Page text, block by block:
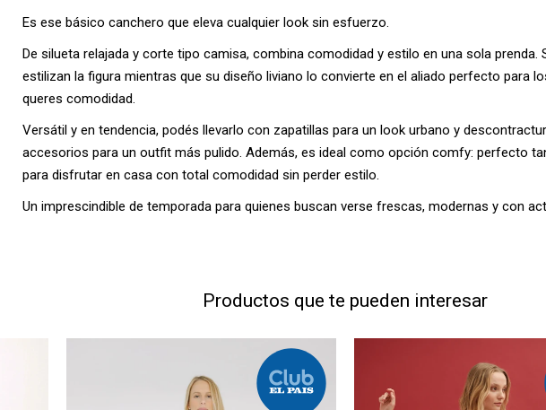
Es ese básico canchero que eleva cualquier look sin esfuerzo.
De silueta relajada y corte tipo camisa, combina comodidad y estilo en una sola prenda.
estilizan la figura mientras que su diseño liviano lo convierte en el aliado perfecto para
queres comodidad.
Versátil y en tendencia, podés llevarlo con zapatillas para un look urbano y
accesorios para un outfit más pulido. Además, es ideal como opción comfy: perfecto
para disfrutar en casa con total comodidad sin perder estilo.
Un imprescindible de temporada para quienes buscan verse frescas, modernas y con
Productos que te pueden interesar